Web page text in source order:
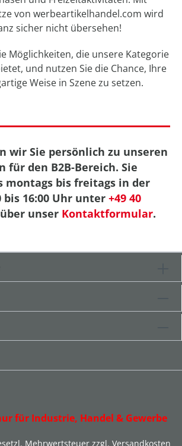
von werbeartikelhandel.com wird
sicher nicht übersehen!
Möglichkeiten, die unsere Kategorie
und nutzen Sie die Chance, Ihre
Weise in Szene zu setzen.
wir Sie persönlich zu unseren
für den B2B-Bereich. Sie
montags bis freitags in der
bis 16:00 Uhr unter +49 40
unser Kontaktformular.
für Industrie, Handel & Gewerbe
Mehrwertsteuer zzgl. Versandkosten